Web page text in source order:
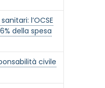
l’OCSE
della spesa
civile